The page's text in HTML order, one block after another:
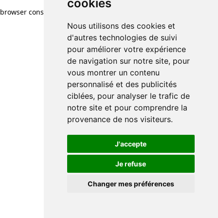
cookies
Nous utilisons des cookies et
d'autres technologies de suivi
pour améliorer votre expérience
de navigation sur notre site, pour
vous montrer un contenu
personnalisé et des publicités
ciblées, pour analyser le trafic de
notre site et pour comprendre la
provenance de nos visiteurs.
J'accepte
Je refuse
Changer mes préférences
browser console for more information)